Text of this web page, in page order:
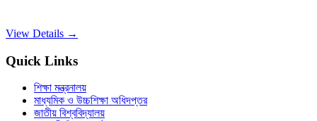
View Details →
Quick Links
শিক্ষা মন্ত্রনালয়
মাধ্যমিক ও উচ্চশিক্ষা অধিদপ্তর
জাতীয় বিশ্ববিদ্যালয়